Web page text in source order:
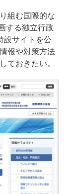
組む国際的な
する独立行政
設サイトを公
報や対策方法
ておきたい。